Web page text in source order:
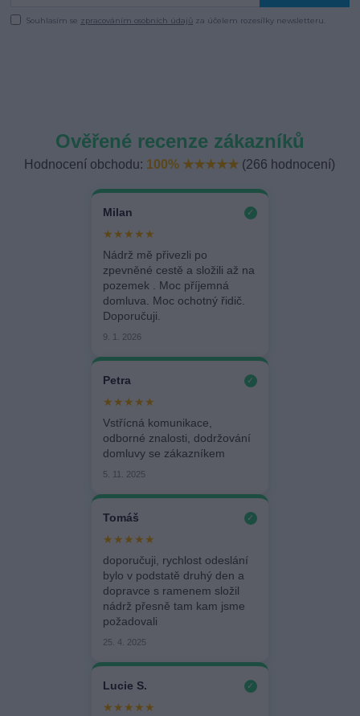
Souhlasím se zpracováním osobních údajů za účelem rozesílky newsletteru.
Ověřené recenze zákazníků
Hodnocení obchodu: 100% ★★★★★ (266 hodnocení)
Milan ✓
★★★★★
Nádrž mě přivezli po
zpevněné cestě a složili až na
pozemek . Moc příjemná
domluva. Moc ochotný řidič.
Doporučuji.
9. 1. 2026
Petra ✓
★★★★★
Vstřícná komunikace,
odborné znalosti, dodržování
domluvy se zákazníkem
5. 11. 2025
Tomáš ✓
★★★★★
doporučuji, rychlost odeslání
bylo v podstatě druhý den a
dopravce s ramenem složil
nádrž přesně tam kam jsme
požadovali
25. 4. 2025
Lucie S. ✓
★★★★★